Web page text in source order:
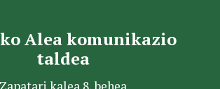
Alea komunikazio
taldea